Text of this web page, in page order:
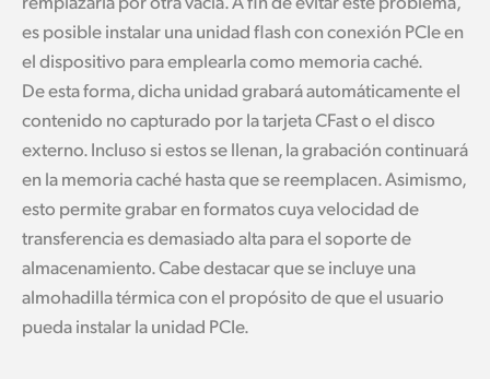
es posible instalar una unidad flash con conexión PCIe en
el dispositivo para emplearla como memoria caché.
De esta forma, dicha unidad grabará automáticamente el
contenido no capturado por la tarjeta CFast o el disco
externo. Incluso si estos se llenan, la grabación continuará
en la memoria caché hasta que se reemplacen. Asimismo,
esto permite grabar en formatos cuya velocidad de
transferencia es demasiado alta para el soporte de
almacenamiento. Cabe destacar que se incluye una
almohadilla térmica con el propósito de que el usuario
pueda instalar la unidad PCIe.